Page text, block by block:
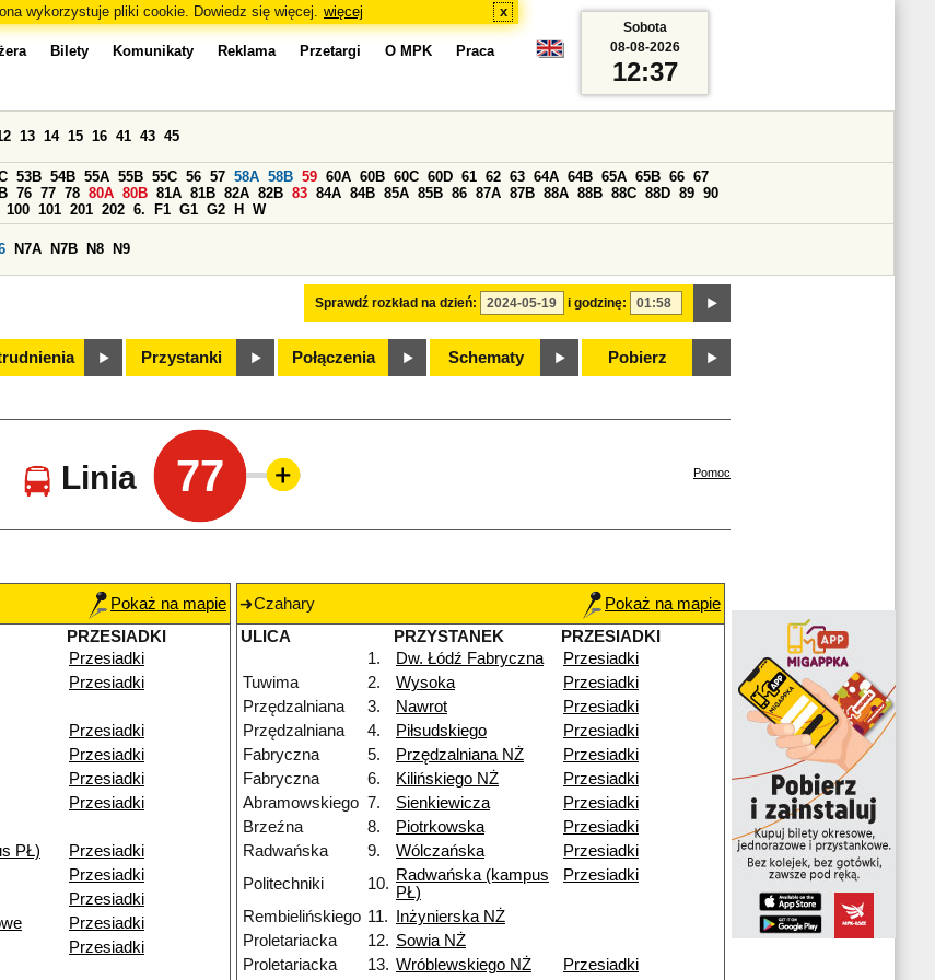
wykorzystuje pliki cookie. Dowiedz się więcej. więcej x
Bilety Komunikaty Reklama Przetargi O MPK Praca
Sprawdź rozkład na dzień: i godzinę:
13 14 15 16 41 43 45
53B 54B 55A 55B 55C 56 57 58A 58B 59 60A 60B 60C 60D 61 62 63 64A 64B 65A 65B 66 67
76 77 78 80A 80B 81A 81B 82A 82B 83 84A 84B 85A 85B 86 87A 87B 88A 88B 88C 88D 89 90
100 101 201 202 6. F1 G1 G2 H W
N7A N7B N8 N9
Przystanki Połączenia Schematy Pobierz
Sobota
08-08-2026
12:37
Linia 77 Pomoc
Pokaż na mapie
PRZESIADKI
Przesiadki
Przesiadki
Przesiadki
Przesiadki
Przesiadki
Przesiadki
PŁ)
Przesiadki
Przesiadki
Przesiadki
Przesiadki
Przesiadki
Czahary
Pokaż na mapie
ULICA
PRZYSTANEK
PRZESIADKI
1.
Dw. Łódź Fabryczna
Przesiadki
Tuwima
2. Wysoka
Przesiadki
Przędzalniana
3. Nawrot
Przesiadki
Przędzalniana
4. Piłsudskiego
Przesiadki
Fabryczna
5. Przędzalniana NŻ
Przesiadki
Fabryczna
6. Kilińskiego NŻ
Przesiadki
Abramowskiego 7. Sienkiewicza
Przesiadki
Brzeźna
8. Piotrkowska
Przesiadki
Radwańska
9. Wólczańska
Przesiadki
Politechniki
10. Radwańska (kampus
PŁ)
Przesiadki
Rembielińskiego 11.
Inżynierska NŻ
Proletariacka
12. Sowia NŻ
Proletariacka
13. Wróblewskiego NŻ Przesiadki